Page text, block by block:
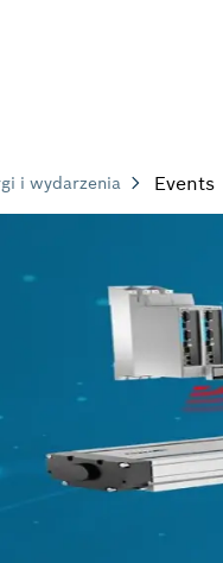
i wydarzenia Events